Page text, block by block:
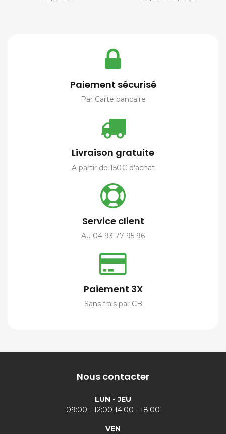
Paiement sécurisé
Par Carte bancaire
Livraison gratuite
A partir de 150€ d'achat
Service client
Au 04 93 77 95 96
Paiement 3X
Sans frais par CB
Nous contacter
LUN - JEU
09:00 - 12:00 14:00 - 18:00
VEN